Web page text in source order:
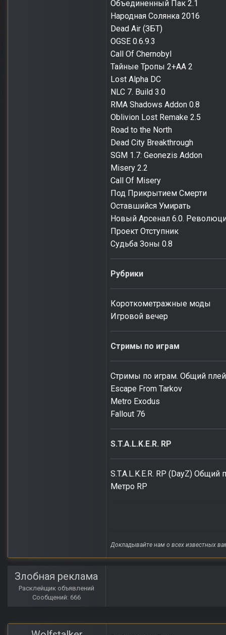
Объединенный Пак 2.1
Народная Солянка 2016
Dead Air (ЗБТ)
OGSE 0.6.9.3
Call Of Chernobyl
Тайные Тропы 2+АА 2
Lost Alpha DC
NLC 7. Build 3.0
RMA Shadows Addon 0.8
Oblivion Lost Remake 2.5
Road to the North
Dead City Breakthrough
SGM 1.7: Geonezis Addon
Misery 2.2
Call Of Misery
Под Прикрытием Смерти
Оставшийся Умирать
Новый Арсенал 6.0.
Проект Отступник
Судьба Зоны 0.8
Рубрики
Короткометражные моды
Игровой вечер
Стримы по играм
Стримы по играм. Общий
Escape From Tarkov
Metro Exodus
Fallout 76
S.T.A.L.K.E.R. RP
S.T.A.L.K.E.R. RP (DayZ) Общий
Метро RP
Докладывайте нам о всех известных
Злобная реклама
Расклейщик объявлений
Сообщений: 666